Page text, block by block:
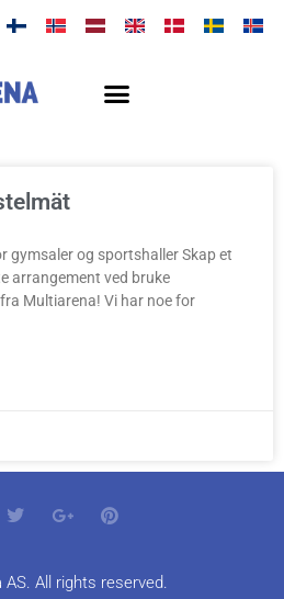
gymsaler og sportshaller Skap et
arrangement ved bruke
Multiarena! Vi har noe for
All rights reserved.